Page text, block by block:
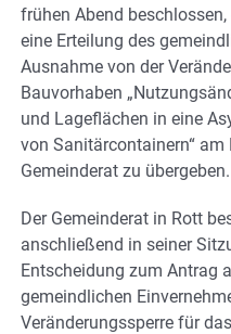
frühen Abend
eine Erteilung des
Ausnahme von der
Bauvorhaben
und Lageflächen in eine
von Sanitärcontainern“ am
Gemeinderat zu übergeben.
Der Gemeinderat in Rott
anschließend in seiner
Entscheidung zum Antrag
gemeindlichen
Veränderungssperre für